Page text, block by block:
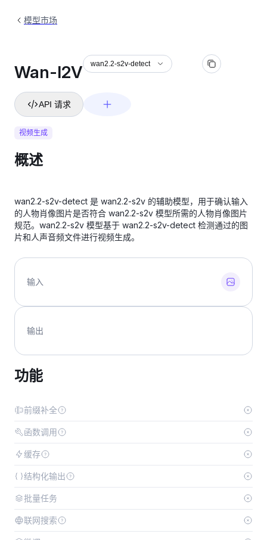
模型市场
Wan-I2V wan2.2-s2v-detect
API 请求
视频生成
概述
wan2.2-s2v-detect 是 wan2.2-s2v 的辅助模型，用于确认输入
的人物肖像图片是否符合 wan2.2-s2v 模型所需的人物肖像图片
规范。wan2.2-s2v 模型基于 wan2.2-s2v-detect 检测通过的图
片和人声音频文件进行视频生成。
输入
输出
功能
前缀补全
函数调用
缓存
结构化输出
批量任务
联网搜索